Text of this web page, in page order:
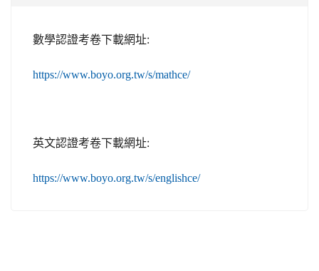
數學認證考卷下載網址:
https://www.boyo.org.tw/s/mathce/
英文認證考卷下載網址:
https://www.boyo.org.tw/s/englishce/